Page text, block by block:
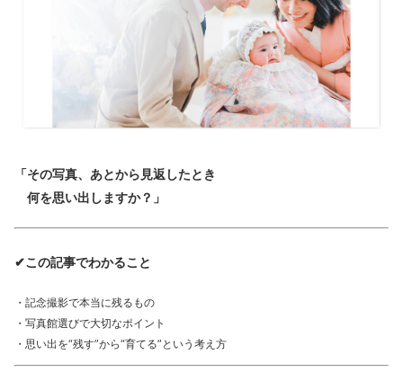
「その写真、あとから見返したとき
何を思い出しますか？」
✔この記事でわかること
・記念撮影で本当に残るもの
・写真館選びで大切なポイント
・思い出を“残す”から“育てる”という考え方